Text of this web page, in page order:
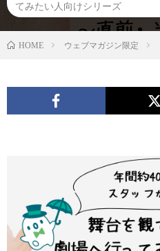
てみたい人向けシリーズ
HOME ウェブマガジン限定